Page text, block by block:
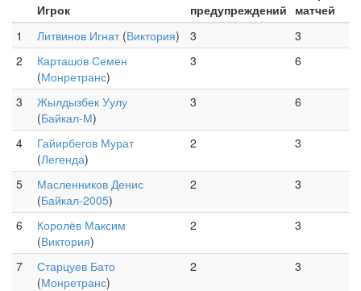
Игрок
предупреждений матчей
1
Литвинов Игнат(Виктория) 3
3
2
Карташов Семен
(Монретранс)
3 6
3
Жылдызбек Уулу
(Байкал-М)
3 6
4
Гайирбегов Мурат
(Легенда)
2 3
5
Масленников Денис
(Байкал-2005)
2 3
6
Королёв Максим
(Виктория)
2 3
7
Старцуев Бато
(Монретранс)
2 3